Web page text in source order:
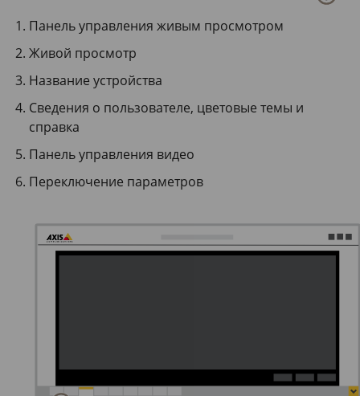
Панель управления живым просмотром
Живой просмотр
Название устройства
Сведения о пользователе, цветовые темы и
справка
Панель управления видео
Переключение параметров